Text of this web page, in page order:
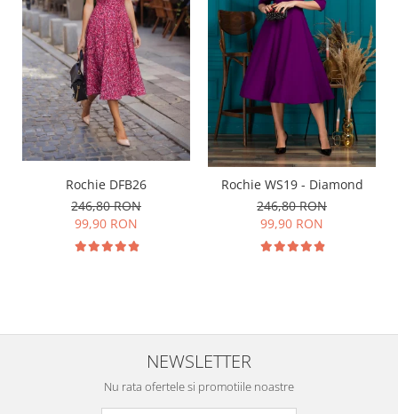
Rochie DFB26
246,80 RON
99,90 RON
Rochie WS19 - Diamond
246,80 RON
99,90 RON
NEWSLETTER
Nu rata ofertele si promotiile noastre